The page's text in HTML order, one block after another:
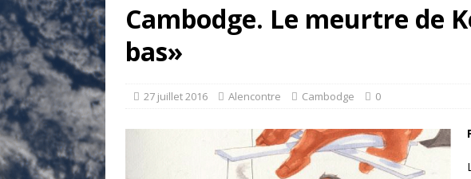
avant les élections du 27 octobre»
[ 17 juillet 2026 ]
«Le discours de Trump sur la “fraude
* LA UNE
Cambodge. Le meurtre de
bas»
27 juillet 2016 Alencontre Cambodge 0